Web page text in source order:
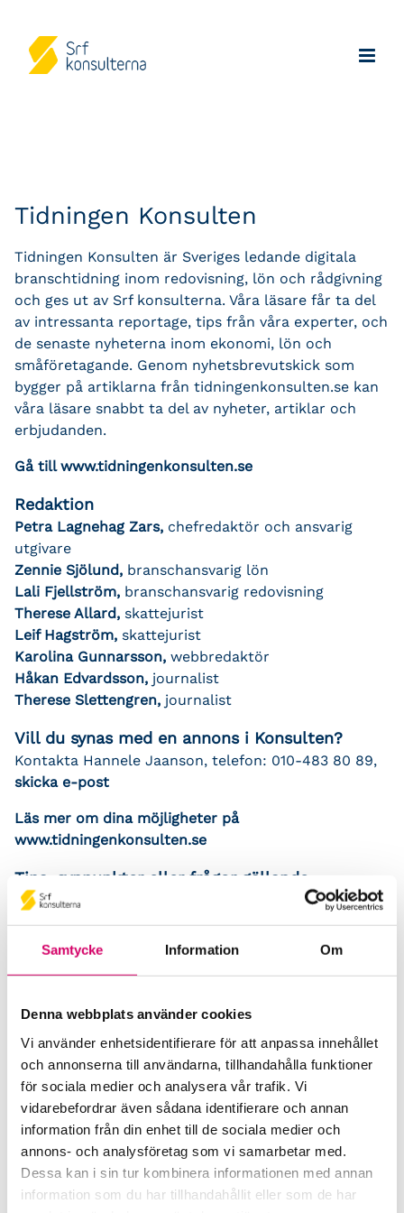
Samtycke Information Om
Denna webbplats använder cookies
Vi använder enhetsidentifierare för att anpassa innehållet
och annonserna till användarna, tillhandahålla funktioner
för sociala medier och analysera vår trafik. Vi
vidarebefordrar även sådana identifierare och annan
information från din enhet till de sociala medier och
annons- och analysföretag som vi samarbetar med.
Dessa kan i sin tur kombinera informationen med annan
information som du har tillhandahållit eller som de har
Tidningen Konsulten
Tidningen Konsulten är Sveriges ledande digitala
branschtidning inom redovisning, lön och rådgivning
och ges ut av Srf konsulterna. Våra läsare får ta del
av intressanta reportage, tips från våra experter, och
de senaste nyheterna inom ekonomi, lön och
småföretagande. Genom nyhetsbrevutskick som
bygger på artiklarna från tidningenkonsulten.se kan
våra läsare snabbt ta del av nyheter, artiklar och
erbjudanden.
Gå till www.tidningenkonsulten.se
Redaktion
Petra Lagnehag Zars, chefredaktör och ansvarig
utgivare
Zennie Sjölund, branschansvarig lön
Lali Fjellström, branschansvarig redovisning
Therese Allard, skattejurist
Leif Hagström, skattejurist
Karolina Gunnarsson, webbredaktör
Håkan Edvardsson, journalist
Therese Slettengren, journalist
Vill du synas med en annons i Konsulten?
Kontakta Hannele Jaanson, telefon: 010-483 80 89,
skicka e-post
Läs mer om dina möjligheter på
www.tidningenkonsulten.se
Tips, synpunkter eller frågor gällande
tidningen?
Kontakta redaktionen genom att skicka ett mejl
konsulten@srfkonsult.se
Press och opinion
Branschen i siffror
Framtidsutsikter i redovisningsbranschen
Prenumerera på våra nyhetsbrev
Pressrum